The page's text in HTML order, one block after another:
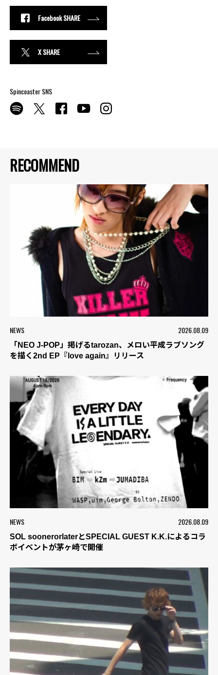
RECOMMEND
NEWS 2026.08.09
「NEO J-POP」掲げるtarozan、メロい平成ラブソング
を描く2nd EP『love again』リリース
NEWS 2026.08.09
SOL soonerorlaterとSPECIAL GUEST K.K.によるコラ
ボイベントが茅ヶ崎で開催
Facebook SHARE
X SHARE
Spincoaster SNS